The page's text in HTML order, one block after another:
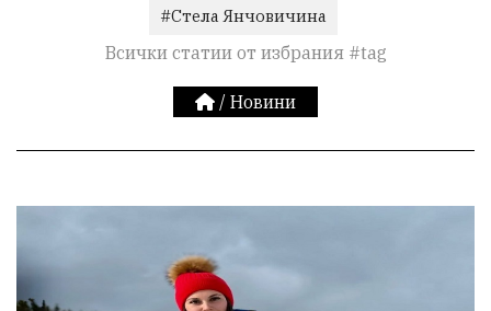
#Стела Янчовичина
Всички статии от избрания #tag
/ Новини